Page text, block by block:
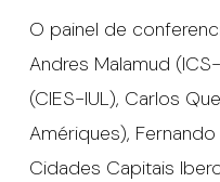
O painel de
Andres Malamud
(CIES-IUL), Carlos
Amériques),
Cidades Capitais